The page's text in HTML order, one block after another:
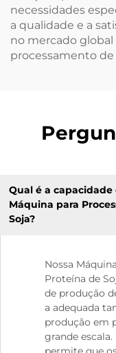
necessidades
a qualidade e a
no mercado
processamento
Qual é a
Máquina para
Soja?
Nossa
Proteína de
de produção
a adequada
produção em
grande